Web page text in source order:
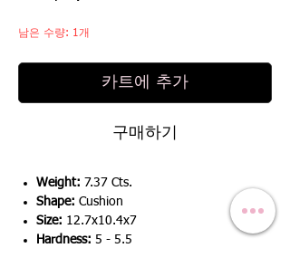
남은 수량: 1개
카트에 추가
구매하기
Weight: 7.37 Cts.
Shape: Cushion
Size: 12.7x10.4x7
Hardness: 5 - 5.5